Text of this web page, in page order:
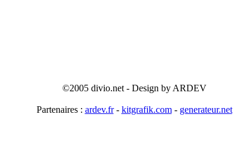
©2005 divio.net - Design by ARDEV
Partenaires : ardev.fr- kitgrafik.com- generateur.net